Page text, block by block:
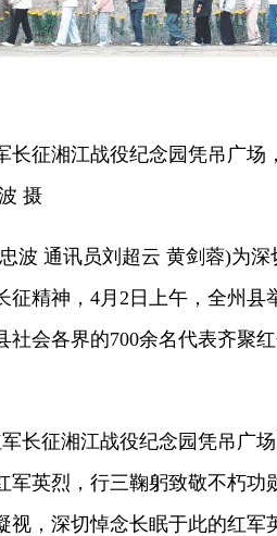
湘江战役纪念园凭吊广场
摄
通讯员刘超云 黄剑蓉)为深
征精神，4月2日上午，全州县
社会各界的700余名代表齐聚
征湘江战役纪念园凭吊广场
军英烈，行三鞠躬致敬不朽功
视，深切悼念长眠于此的红军